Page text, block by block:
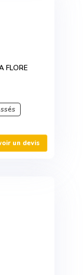
FLORE
un devis